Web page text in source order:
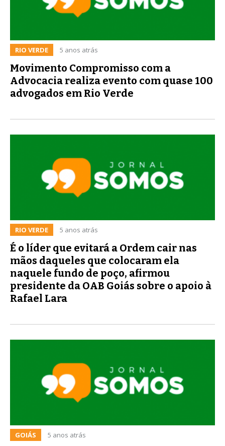
RIO VERDE 5 anos atrás
Movimento Compromisso com a
Advocacia realiza evento com quase 100
advogados em Rio Verde
RIO VERDE 5 anos atrás
É o líder que evitará a Ordem cair nas
mãos daqueles que colocaram ela
naquele fundo de poço, afirmou
presidente da OAB Goiás sobre o apoio à
Rafael Lara
GOIÁS 5 anos atrás